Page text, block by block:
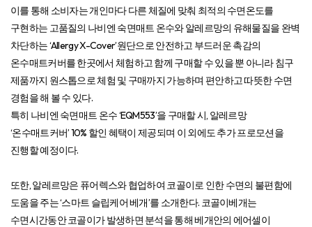
이를 통해 소비자는 개인마다 다른 체질에 맞춰 최적의 수면온도를
구현하는 고품질의 나비엔 숙면매트 온수와 알레르망의 유해물질을 완벽
차단하는 ‘Allergy X-Cover’원단으로 안전하고 부드러운 촉감의
온수매트커버를 한곳에서 체험하고 함께 구매할 수 있을 뿐 아니라 침구
제품까지 원스톱으로 체험 및 구매까지 가능하며 편안하고 따뜻한 수면
경험을 해 볼 수 있다.
특히 나비엔 숙면매트 온수 ‘EQM553’을 구매할 시, 알레르망
‘온수매트커버’ 10% 할인 혜택이 제공되며 이 외에도 추가 프로모션을
진행할 예정이다.
또한, 알레르망은 퓨어렉스와 협업하여 코골이로 인한 수면의 불편함에
도움을 주는 ‘스마트 슬립케어 베개’를 소개한다. 코골이베개는
수면시간동안 코골이가 발생하면 분석을 통해 베개안의 에어셀이